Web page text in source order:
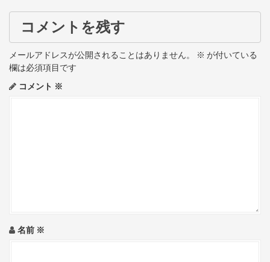
n
a
v
o
コメントを残す
メールアドレスが公開されることはありません。 ※ が付いている
欄は必須項目です
コメント ※
名前 ※